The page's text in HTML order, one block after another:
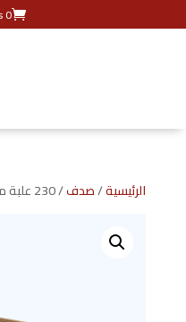
0 Items
الرئيسية/صدف/ 230 علبة مناديل صدف كبيرة نصف لوكس